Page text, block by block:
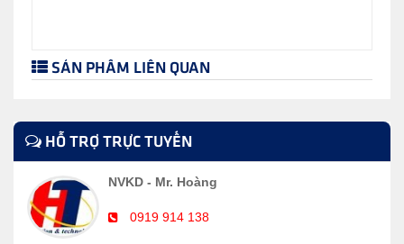
SẢN PHẨM LIÊN QUAN
HỖ TRỢ TRỰC TUYẾN
NVKD - Mr. Hoàng
0919 914 138